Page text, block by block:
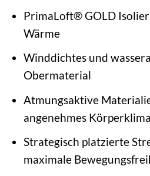
PrimaLoft® GOLD
Wärme
Winddichtes und
Obermaterial
Atmungsaktive
angenehmes Körperklima
Strategisch platzierte
maximale